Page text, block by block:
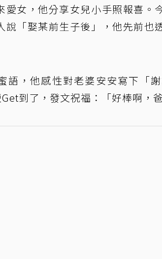
愛女，他分享女兒小手照報喜。
說「娶某前生子後」，他先前也
語，他感性對老婆安安寫下「
到了，發文祝福：「好棒啊，